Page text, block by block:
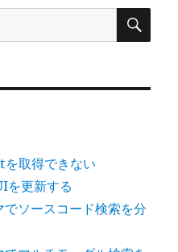
検
取得できない
更新する
ソースコード検索を分